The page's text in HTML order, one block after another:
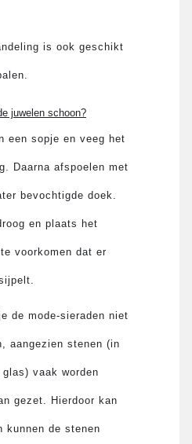
is ook geschikt
juwelen schoon?
een sopje en veeg het
Daarna afspoelen met
bevochtigde doek.
en plaats het
voorkomen dat er
de mode-sieraden niet
aangezien stenen (in
vaak worden
gezet. Hierdoor kan
kunnen de stenen